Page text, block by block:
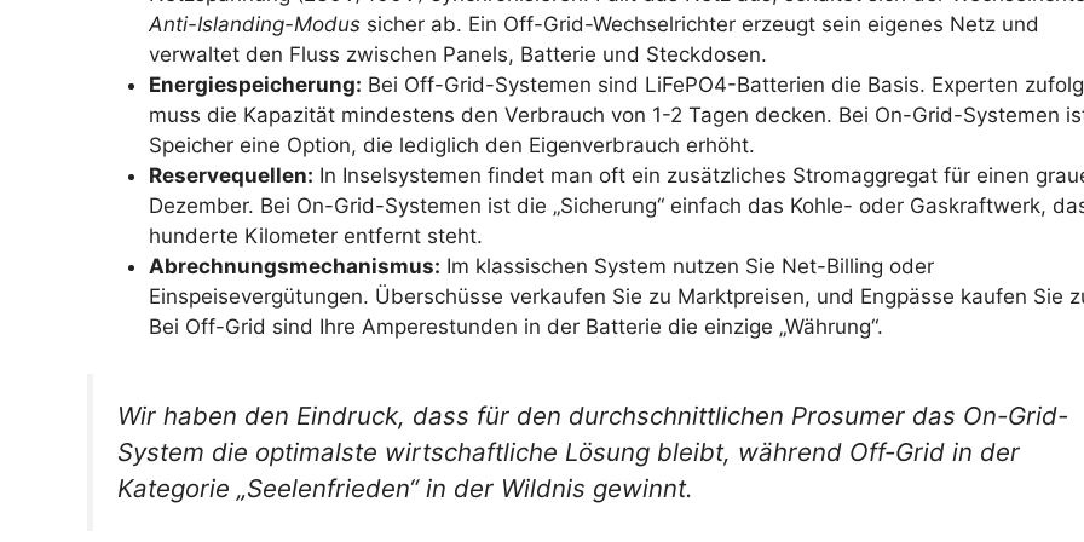
Anti-Islanding-Modus sicher ab. Ein Off-Grid-Wechselrichter erzeugt sein eigenes Netz und
verwaltet den Fluss zwischen Panels, Batterie und Steckdosen.
Energiespeicherung: Bei Off-Grid-Systemen sind LiFePO4-Batterien die Basis. Experten
muss die Kapazität mindestens den Verbrauch von 1-2 Tagen decken. Bei On-Grid-Systemen
Speicher eine Option, die lediglich den Eigenverbrauch erhöht.
Reservequellen: In Inselsystemen findet man oft ein zusätzliches Stromaggregat für einen
Dezember. Bei On-Grid-Systemen ist die „Sicherung“ einfach das Kohle- oder Gaskraftwerk,
hunderte Kilometer entfernt steht.
Abrechnungsmechanismus: Im klassischen System nutzen Sie Net-Billing oder
Einspeisevergütungen. Überschüsse verkaufen Sie zu Marktpreisen, und Engpässe kaufen Sie
Bei Off-Grid sind Ihre Amperestunden in der Batterie die einzige „Währung“.
Wir haben den Eindruck, dass für den durchschnittlichen Prosumer das On-Grid-
System die optimalste wirtschaftliche Lösung bleibt, während Off-Grid in der
Kategorie „Seelenfrieden“ in der Wildnis gewinnt.